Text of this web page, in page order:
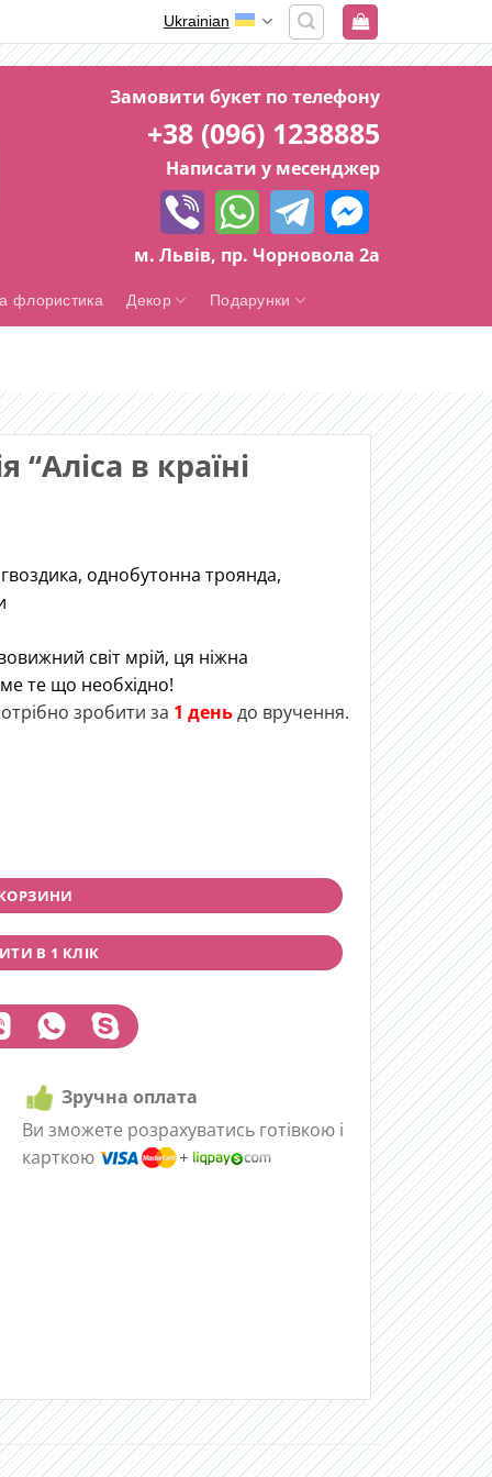
Ukrainian
Замовити букет по телефону
+38 (096) 1238885
Написати у месенджер
м. Львів, пр. Чорновола 2а
флористика Декор Подарунки
в країні
однобутонна троянда,
світ мрій, ця ніжна
те що необхідно!
зробити за 1 деньдо вручення.
quantity
В 1 КЛІК
Зручна оплата
Ви зможете розрахуватись готівкою і
карткою